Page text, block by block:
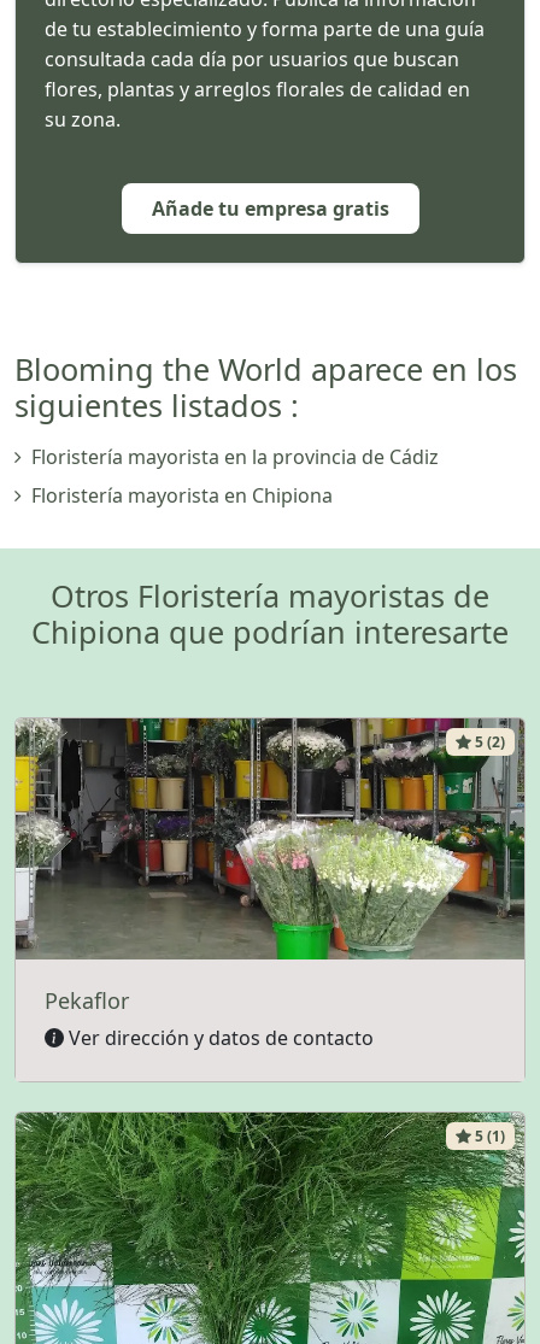
de tu establecimiento y forma parte de una guía
consultada cada día por usuarios que buscan
flores, plantas y arreglos florales de calidad en
su zona.
Añade tu empresa gratis
Blooming the World aparece en los
siguientes listados :
Floristería mayorista en la provincia de Cádiz
Floristería mayorista en Chipiona
Otros Floristería mayoristas de
Chipiona que podrían interesarte
5 (2)
Pekaflor
Ver dirección y datos de contacto
5 (1)